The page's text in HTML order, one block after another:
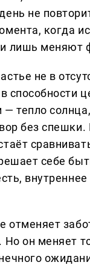
не
когда
лишь меняют
не в
способности
тепло
без спешки.
себе
отменяет
Но он меняет